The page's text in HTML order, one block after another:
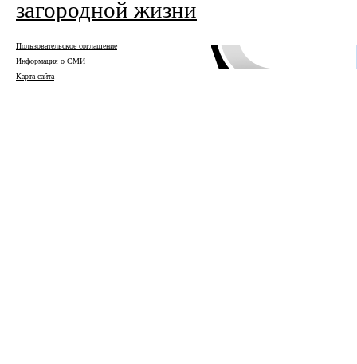
загородной жизни
Пользовательское соглашение
Информация о СМИ
Карта сайта